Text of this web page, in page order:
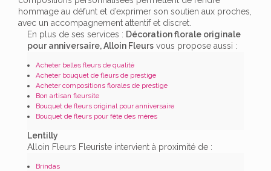
hommage au défunt et d’exprimer son soutien aux proches,
avec un accompagnement attentif et discret.
En plus de ses services : Décoration florale originale
pour anniversaire, Alloin Fleurs vous propose aussi :
Acheter belles fleurs de qualité
Acheter bouquet de fleurs de prestige
Acheter compositions florales de prestige
Bon artisan fleursite
Bouquet de fleurs original pour anniversaire
Bouquet de fleurs pour fête des mères
Lentilly
Alloin Fleurs Fleuriste intervient à proximité de :
Brindas